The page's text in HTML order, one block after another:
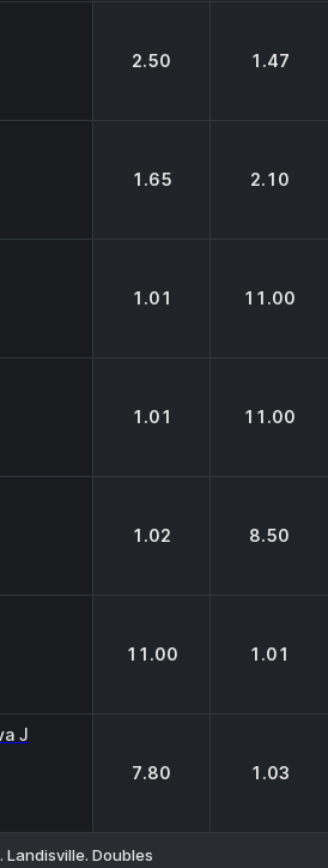
2.50 1.47
1.65 2.10
1.01 11.00
1.01 11.00
1.02 8.50
11.00 1.01
J
7.80 1.03
Landisville. Doubles